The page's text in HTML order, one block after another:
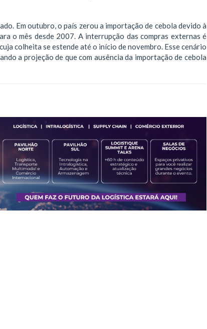
Em outubro, o país zerou a importação de cebola devido à
o mês desde 2007. A interrupção das compras externas é
colheita se estende até o início de novembro. Esse cenário
a projeção de que com ausência da importação de cebola